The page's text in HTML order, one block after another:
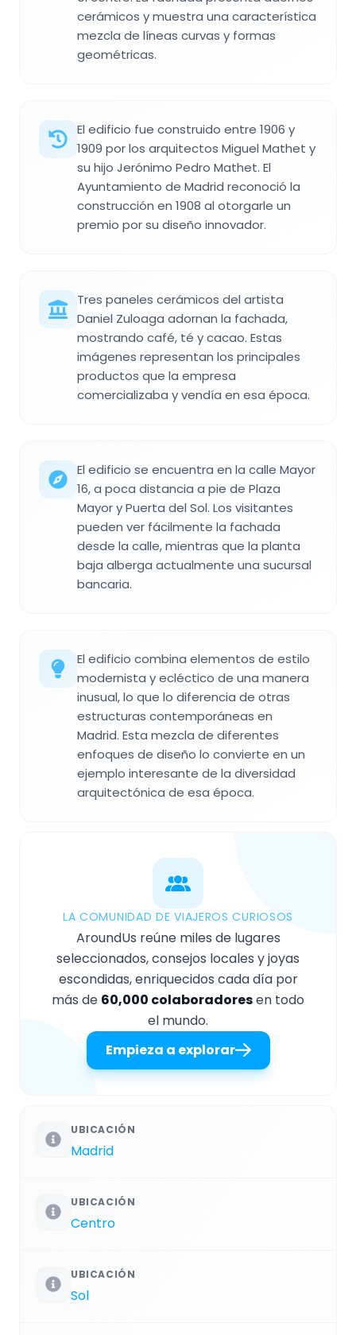
cerámicos y muestra una característica
mezcla de líneas curvas y formas
geométricas.
El edificio fue construido entre 1906 y
1909 por los arquitectos Miguel Mathet y
su hijo Jerónimo Pedro Mathet. El
Ayuntamiento de Madrid reconoció la
construcción en 1908 al otorgarle un
premio por su diseño innovador.
Tres paneles cerámicos del artista
Daniel Zuloaga adornan la fachada,
mostrando café, té y cacao. Estas
imágenes representan los principales
productos que la empresa
comercializaba y vendía en esa época.
El edificio se encuentra en la calle Mayor
16, a poca distancia a pie de Plaza
Mayor y Puerta del Sol. Los visitantes
pueden ver fácilmente la fachada
desde la calle, mientras que la planta
baja alberga actualmente una sucursal
bancaria.
El edificio combina elementos de estilo
modernista y ecléctico de una manera
inusual, lo que lo diferencia de otras
estructuras contemporáneas en
Madrid. Esta mezcla de diferentes
enfoques de diseño lo convierte en un
ejemplo interesante de la diversidad
arquitectónica de esa época.
LA COMUNIDAD DE VIAJEROS CURIOSOS
AroundUs reúne miles de lugares
seleccionados, consejos locales y joyas
escondidas, enriquecidos cada día por
más de 60,000 colaboradoresen todo
el mundo.
Empieza a explorar
UBICACIÓN
Madrid
UBICACIÓN
Centro
UBICACIÓN
Sol